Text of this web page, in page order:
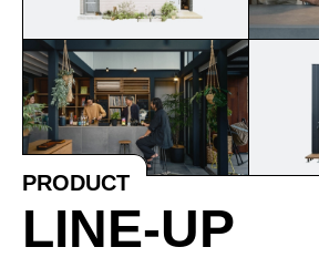
PRODUCT
LINE-UP